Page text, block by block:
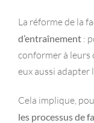
La réforme de la
d’entraînement :
conformer à
eux aussi adapter
Cela implique,
les processus de